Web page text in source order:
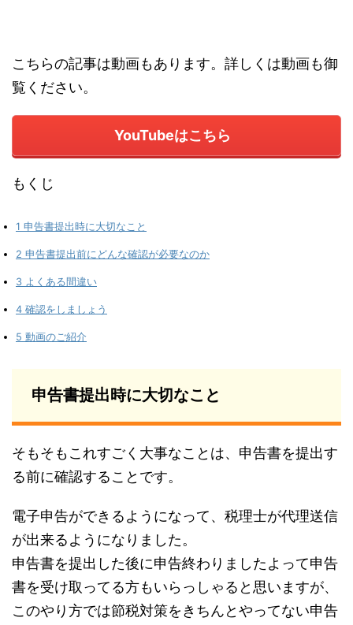
こちらの記事は動画もあります。詳しくは動画も御
覧ください。
YouTubeはこちら
もくじ
1 申告書提出時に大切なこと
2 申告書提出前にどんな確認が必要なのか
3 よくある間違い
4 確認をしましょう
5 動画のご紹介
申告書提出時に大切なこと
そもそもこれすごく大事なことは、申告書を提出す
る前に確認することです。
電子申告ができるようになって、税理士が代理送信
が出来るようになりました。
申告書を提出した後に申告終わりましたよって申告
書を受け取ってる方もいらっしゃると思いますが、
このやり方では節税対策をきちんとやってない申告